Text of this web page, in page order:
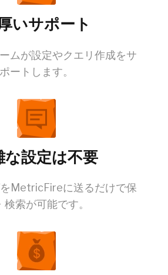
いサポート
ムが設定やクエリ作成をサ
ポートします。
な設定は不要
MetricFireに送るだけで保
検索が可能です。